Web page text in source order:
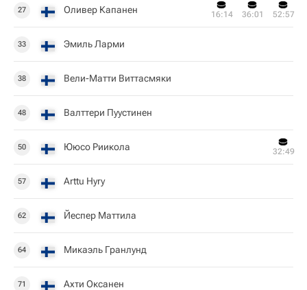
27 Оливер Капанен 16:14 36:01 52:57
33 Эмиль Ларми
38 Вели-Матти Виттасмяки
48 Валттери Пуустинен
50 Ююсо Риикола 32:49
57 Arttu Hyry
62 Йеспер Маттила
64 Микаэль Гранлунд
71 Ахти Оксанен